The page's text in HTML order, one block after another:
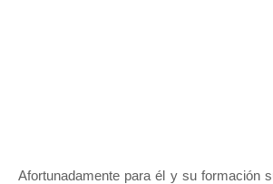
Afortunadamente para él y su formación